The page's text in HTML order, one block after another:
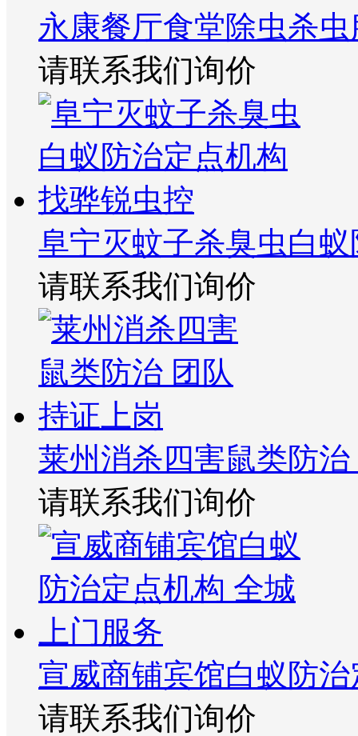
永康餐厅食堂除虫杀
请联系我们询价
阜宁灭蚊子杀臭虫白
请联系我们询价
莱州消杀四害鼠类防
请联系我们询价
宣威商铺宾馆白蚁防
请联系我们询价